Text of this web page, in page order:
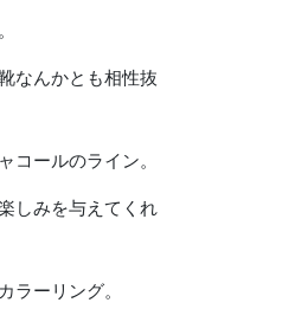
なんかとも相性抜
コールのライン。
しみを与えてくれ
ラーリング。